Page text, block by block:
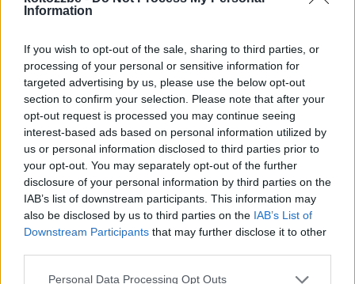
Information
If you wish to opt-out of the sale, sharing to third parties, or
processing of your personal or sensitive information for
targeted advertising by us, please use the below opt-out
section to confirm your selection. Please note that after your
opt-out request is processed you may continue seeing
interest-based ads based on personal information utilized by
us or personal information disclosed to third parties prior to
your opt-out. You may separately opt-out of the further
disclosure of your personal information by third parties on the
IAB’s list of downstream participants. This information may
also be disclosed by us to third parties on the IAB’s List of
Downstream Participants that may further disclose it to other
Please note that this website/app uses one or more Google
Personal Data Processing Opt Outs
Komlói gyöngyszem – eladó felújított
panellakás
annazsanett •2022. december 30.
A Mecsek szívében fekvő észak-baranyai város, a
megye második legnépesebb települése egy bő
évszázadon át a szénbányászatáról volt ...